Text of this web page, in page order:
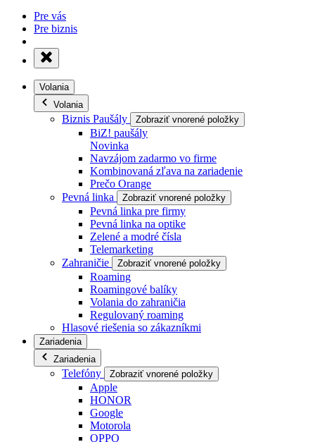
Pre vás
Pre biznis
Volania
Volania
Biznis Paušály Zobraziť vnorené položky
BiZ! paušály
Novinka
Navzájom zadarmo vo firme
Kombinovaná zľava na zariadenie
Prečo Orange
Pevná linka
Zobraziť vnorené položky
Pevná linka pre firmy
Pevná linka na optike
Zelené a modré čísla
Telemarketing
Zahraničie
Zobraziť vnorené položky
Roaming
Roamingové balíky
Volania do zahraničia
Regulovaný roaming
Hlasové riešenia so zákazníkmi
Zariadenia
Zariadenia
Telefóny Zobraziť vnorené položky
Apple
HONOR
Google
Motorola
OPPO